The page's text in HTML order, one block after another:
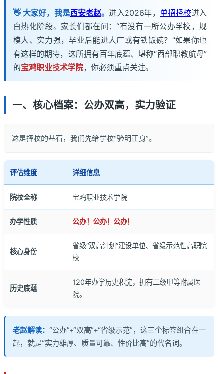
👋 大家好，我是西安老赵。进入2026年， 单招择校进入
白热化阶段。家长们都在问：“有没有一所公办学校，规
模大、实力强，毕业后能进大厂或有铁饭碗？”如果你也
有这样的期待，这所拥有百年底蕴、堪称“西部职教航母”
的宝鸡职业技术学院，你必须重点关注。
一、核心档案：公办双高，实力验证
这是择校的基石，我们先给学校“验明正身”。
评估维度 详细信息
院校全称 宝鸡职业技术学院
办学性质 公办！公办！公办！
核心身份
省级“双高计划”建设单位、省级示范性高职院
校
历史底蕴
120年办学历史积淀，拥有二级甲等附属医
院。
老赵解读： “公办”+“双高”+“省级示范”，这三个标签组合在一
起，就是“实力雄厚、质量可靠、性价比高”的代名词。